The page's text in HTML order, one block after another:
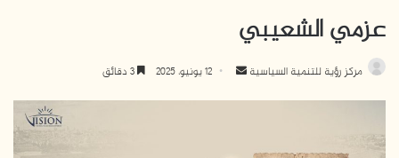
عزمي الشعيبي
مركز رؤية للتنمية السياسية
أرسل 12 يونيو، 2025